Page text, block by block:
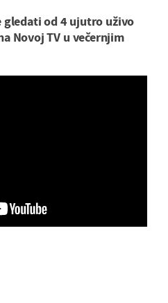
gledati od 4 ujutro uživo
Novoj TV u večernjim